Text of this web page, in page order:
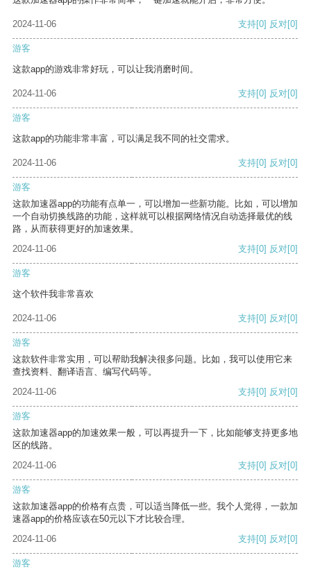
2024-11-06 支持[0] 反对[0]
游客
这款app的游戏非常好玩，可以让我消磨时间。
2024-11-06 支持[0] 反对[0]
游客
这款app的功能非常丰富，可以满足我不同的社交需求。
2024-11-06 支持[0] 反对[0]
游客
这款加速器app的功能有点单一，可以增加一些新功能。比如，可以增加
一个自动切换线路的功能，这样就可以根据网络情况自动选择最优的线
路，从而获得更好的加速效果。
2024-11-06
支持[0] 反对[0]
游客
这个软件我非常喜欢
2024-11-06 支持[0] 反对[0]
游客
这款软件非常实用，可以帮助我解决很多问题。比如，我可以使用它来
查找资料、翻译语言、编写代码等。
2024-11-06
支持[0] 反对[0]
游客
这款加速器app的加速效果一般，可以再提升一下，比如能够支持更多地
区的线路。
2024-11-06
支持[0] 反对[0]
游客
这款加速器app的价格有点贵，可以适当降低一些。我个人觉得，一款加
速器app的价格应该在50元以下才比较合理。
2024-11-06
支持[0] 反对[0]
游客